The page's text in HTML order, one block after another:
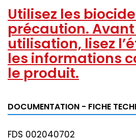
Utilisez les
précaution.
utilisation, lisez
les informations
le produit.
DOCUMENTATION - FICHE
FDS 002040702